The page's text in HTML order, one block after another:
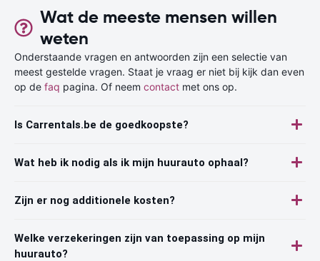
Wat de meeste mensen willen
weten
Onderstaande vragen en antwoorden zijn een selectie van
meest gestelde vragen. Staat je vraag er niet bij kijk dan even
op de faq pagina. Of neem contact met ons op.
Is Carrentals.be de goedkoopste?
Wat heb ik nodig als ik mijn huurauto ophaal?
Zijn er nog additionele kosten?
Welke verzekeringen zijn van toepassing op mijn
huurauto?